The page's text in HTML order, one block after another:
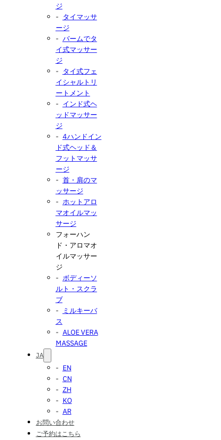
ジ
タイマッサ
ージ
バームでタ
イ式マッサー
ジ
タイ式フェ
イシャルトリ
ートメント
インド式ヘ
ッドマッサー
ジ
4ハンドイン
ド式ヘッド＆
フットマッサ
ージ
首・肩のマ
ッサージ
ホットアロ
マオイルマッ
サージ
フォーハン
ド・アロマオ
イルマッサー
ジ
ボディーソ
ルト・スクラ
ブ
ミルキーバ
ス
ALOE VERA
MASSAGE
JA
EN
CN
ZH
KO
AR
お問い合わせ
ご予約はこちら